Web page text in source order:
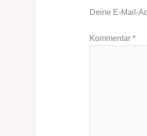
Deine E-Mail-
Kommentar *